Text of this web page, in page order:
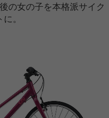
の女の子を本格派サイク
。